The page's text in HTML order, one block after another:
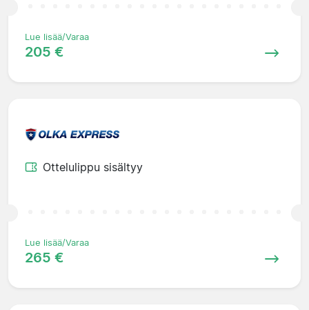
Lue lisää/Varaa
205 €
Ottelulippu sisältyy
Lue lisää/Varaa
265 €